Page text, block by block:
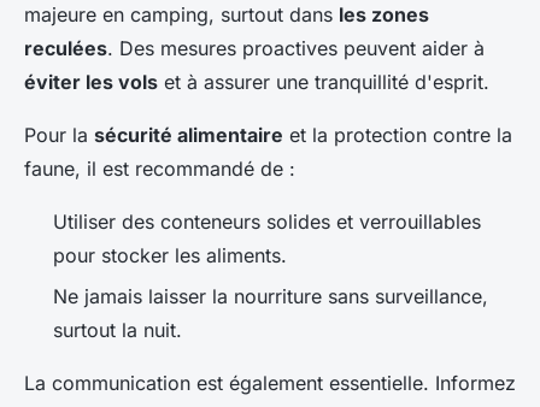
majeure en camping, surtout dans les zones
reculées. Des mesures proactives peuvent aider à
éviter les vols et à assurer une tranquillité d'esprit.
Pour la sécurité alimentaire et la protection contre la
faune, il est recommandé de :
Utiliser des conteneurs solides et verrouillables
pour stocker les aliments.
Ne jamais laisser la nourriture sans surveillance,
surtout la nuit.
La communication est également essentielle. Informez